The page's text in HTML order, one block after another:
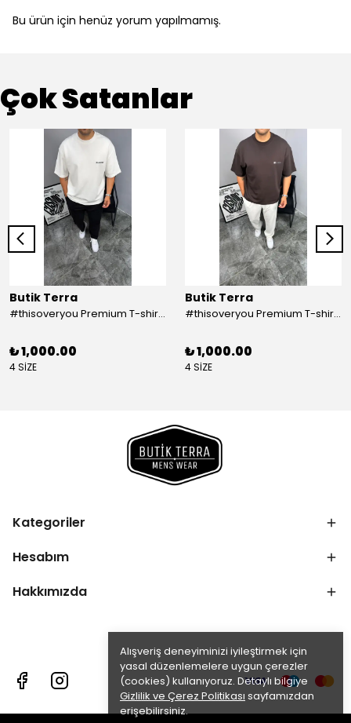
Alışveriş deneyiminizi iyileştirmek için
yasal düzenlemelere uygun çerezler
(cookies) kullanıyoruz. Detaylı bilgiye
Gizlilik ve Çerez Politikası sayfamızdan
erişebilirsiniz.
Bu ürün için henüz yorum yapılmamış.
Çok Satanlar
Butik Terra
#thisoveryou Premium T-shirt Beyaz
₺ 1,000.00
4 SİZE
Butik Terra
#thisoveryou Premium T-shirt Kahve
₺ 1,000.00
4 SİZE
Kategoriler
Hesabım
Hakkımızda